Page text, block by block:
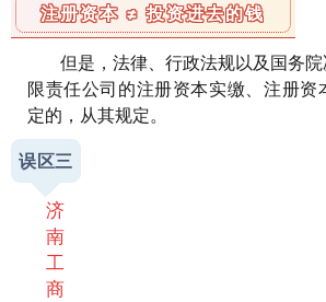
注册资本 ≠投资进去的钱
但是，法律、行政法规以及国务院
限责任公司的注册资本实缴、注册资
定的，从其规定。
误区三
济
南
工
商